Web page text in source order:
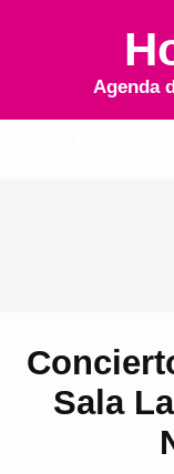
Agenda
Sala